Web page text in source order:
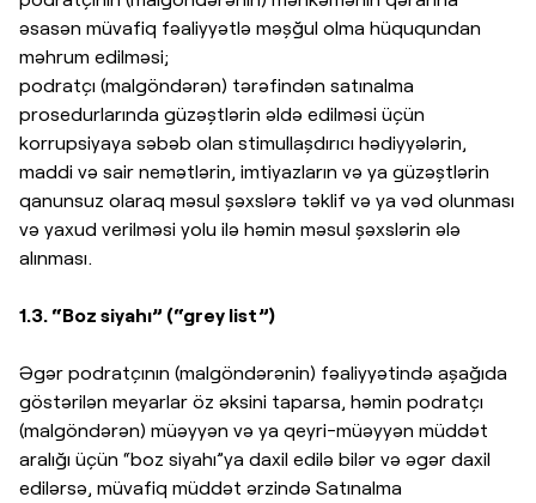
əsasən müvafiq fəaliyyətlə məşğul olma hüququndan
məhrum edilməsi;
podratçı (malgöndərən) tərəfindən satınalma
prosedurlarında güzəştlərin əldə edilməsi üçün
korrupsiyaya səbəb olan stimullaşdırıcı hədiyyələrin,
maddi və sair nemətlərin, imtiyazların və ya güzəştlərin
qanunsuz olaraq məsul şəxslərə təklif və ya vəd olunması
və yaxud verilməsi yolu ilə həmin məsul şəxslərin ələ
alınması.
1.3. “Boz siyahı” (“grey list”)
Əgər podratçının (malgöndərənin) fəaliyyətində aşağıda
göstərilən meyarlar öz əksini taparsa, həmin podratçı
(malgöndərən) müəyyən və ya qeyri-müəyyən müddət
aralığı üçün “boz siyahı”ya daxil edilə bilər və əgər daxil
edilərsə, müvafiq müddət ərzində Satınalma